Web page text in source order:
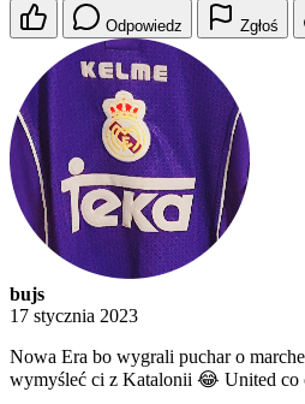
Odpowiedz Zgłoś
bujs
17 stycznia 2023
Nowa Era bo wygrali puchar o
wymyśleć ci z Katalonii 😂 United co